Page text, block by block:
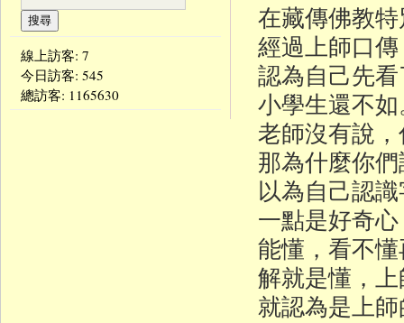
在藏傳佛教
經過上師口
認為自己先
小學生還不
老師沒有說
那為什麼你
以為自己認
一點是好奇
能懂，看不
解就是懂，
就認為是上
線上訪客: 7
今日訪客: 545
總訪客: 1165630